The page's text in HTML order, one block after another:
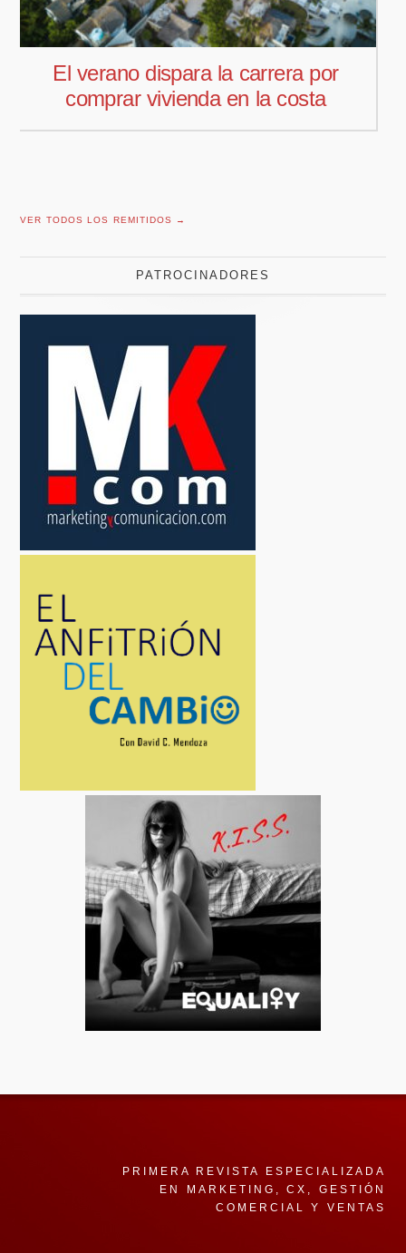
Pedro Aguiar nuevo responsable
comercial para Offcoustic Iberia
VER TODOS LOS REMITIDOS →
PATROCINADORES
PRIMERA REVISTA ESPECIALIZADA
EN MARKETING, CX, GESTIÓN
COMERCIAL Y VENTAS